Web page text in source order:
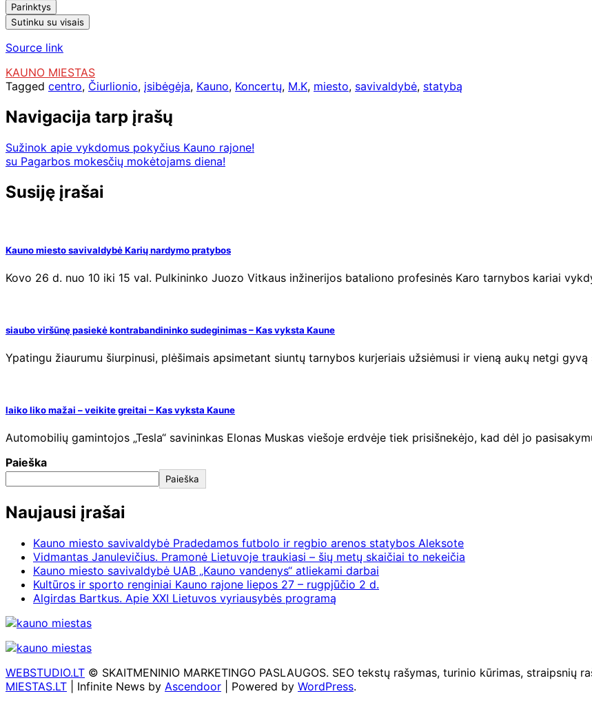
Parinktys
Sutinku su visais
Source link
KAUNO MIESTAS
Tagged centro, Čiurlionio, įsibėgėja, Kauno, Koncertų, M.K, miesto, savivaldybė, statybą
Navigacija tarp įrašų
Sužinok apie vykdomus pokyčius Kauno rajone!
su Pagarbos mokesčių mokėtojams diena!
Susiję įrašai
Kauno miesto savivaldybė Karių nardymo pratybos
Kovo 26 d. nuo 10 iki 15 val. Pulkininko Juozo Vitkaus inžinerijos bataliono profesinės Karo tarnybos kariai
siaubo viršūnę pasiekė kontrabandininko sudeginimas – Kas vyksta Kaune
Ypatingu žiaurumu šiurpinusi, plėšimais apsimetant siuntų tarnybos kurjeriais užsiėmusi ir vieną aukų netgi
laiko liko mažai – veikite greitai – Kas vyksta Kaune
Automobilių gamintojos „Tesla“ savininkas Elonas Muskas viešoje erdvėje tiek prisišnekėjo, kad dėl jo
Paieška
Paieška
Naujausi įrašai
Kauno miesto savivaldybė Pradedamos futbolo ir regbio arenos statybos Aleksote
Vidmantas Janulevičius. Pramonė Lietuvoje traukiasi – šių metų skaičiai to nekeičia
Kauno miesto savivaldybė UAB „Kauno vandenys“ atliekami darbai
Kultūros ir sporto renginiai Kauno rajone liepos 27 – rugpjūčio 2 d.
Algirdas Bartkus. Apie XXI Lietuvos vyriausybės programą
WEBSTUDIO.LT © SKAITMENINIO MARKETINGO PASLAUGOS. SEO tekstų rašymas, turinio kūrimas,
MIESTAS.LT | Infinite News by Ascendoor | Powered by WordPress.